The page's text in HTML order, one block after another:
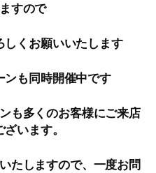
すので
しくお願いいたします
ンも同時開催中です
も多くのお客様にご来店
います。
たしますので、一度お問